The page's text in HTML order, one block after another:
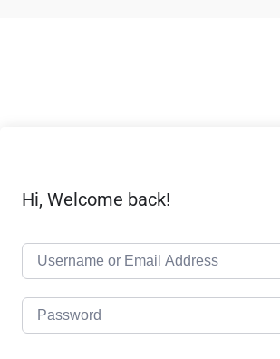
Hi, Welcome back!